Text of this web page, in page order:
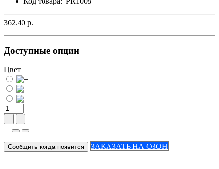
362.40 р.
Доступные опции
Цвет
Сообщить когда появится ЗАКАЗАТЬ НА ОЗОН